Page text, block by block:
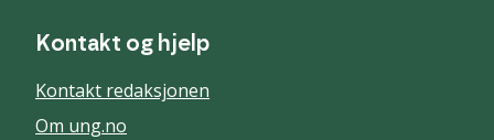
Kontakt og hjelp
Kontakt redaksjonen
Om ung.no